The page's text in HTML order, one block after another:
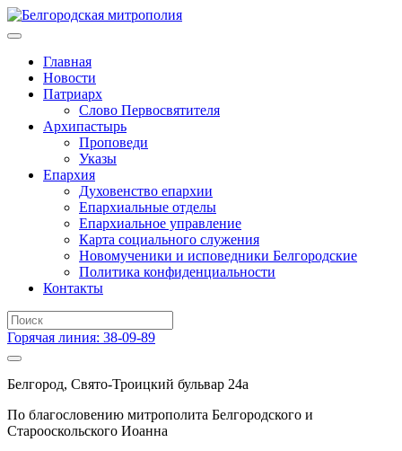
Главная
Новости
Патриарх
Слово Первосвятителя
Архипастырь
Проповеди
Указы
Епархия
Духовенство епархии
Епархиальные отделы
Епархиальное управление
Карта социального служения
Новомученики и исповедники Белгородские
Политика конфиденциальности
Контакты
Горячая линия: 38-09-89
Белгород, Свято-Троицкий бульвар 24а
По благословению митрополита Белгородского и
Старооскольского Иоанна